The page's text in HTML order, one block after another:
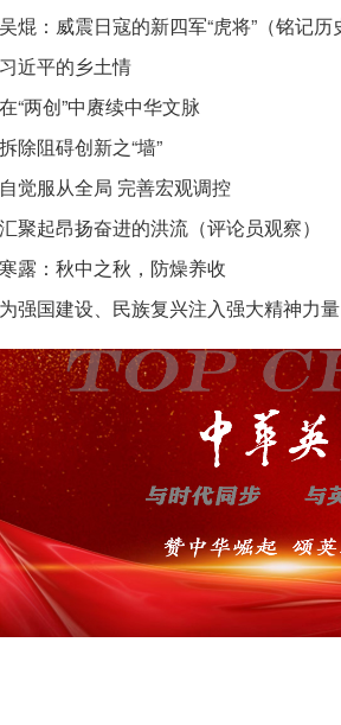
习近平的乡土情
在“两创”中赓续中华文脉
拆除阻碍创新之“墙”
自觉服从全局 完善宏观调控
汇聚起昂扬奋进的洪流（评论员观察）
寒露：秋中之秋，防燥养收
为强国建设、民族复兴注入强大精神力量